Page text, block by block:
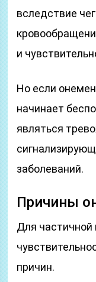
вследствие
и
Но если
начинает
являться
заболеваний.
Причины
Для частичной
причин.